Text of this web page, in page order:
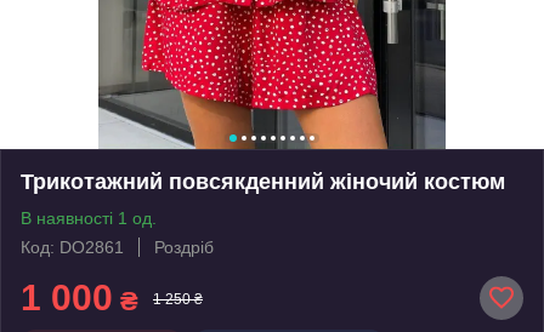
Трикотажний повсякденний жіночий костюм
В наявності 1 од.
Код: DO2861
Роздріб
1 000 ₴ 1 250 ₴